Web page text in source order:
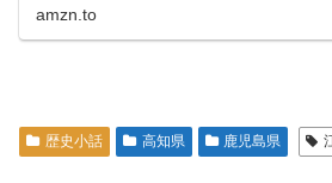
amzn.to
歴史小話 高知県 鹿児島県